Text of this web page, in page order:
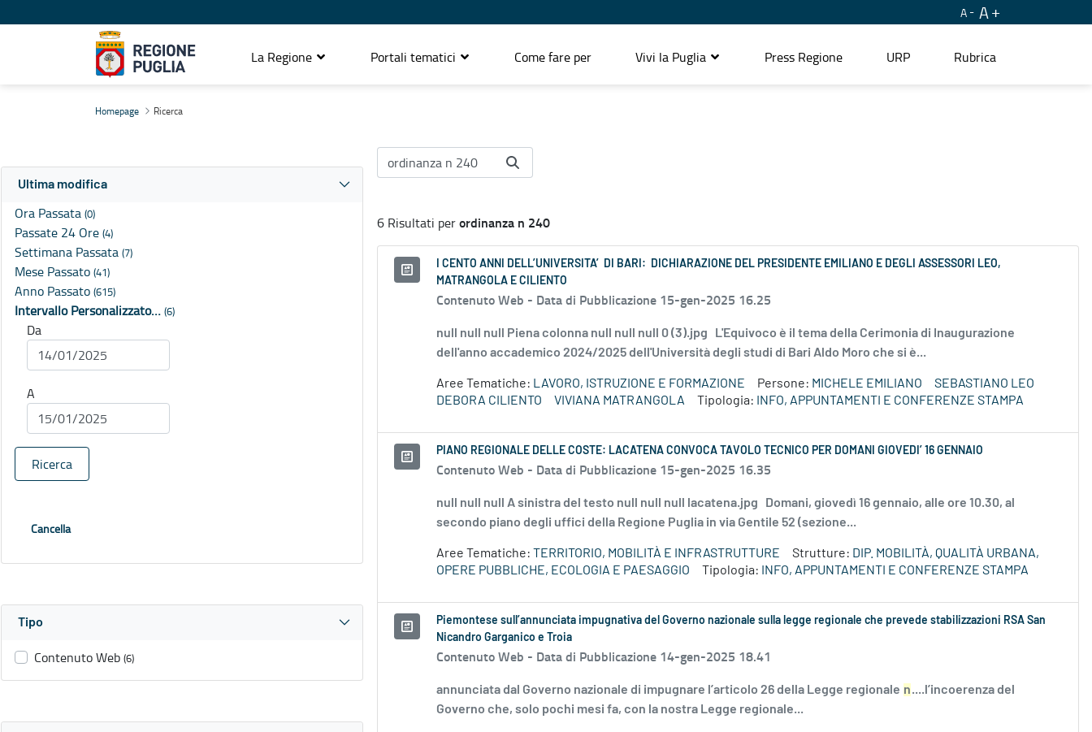
A A
La Regione Portali tematici Come fare per Vivi la Puglia Press Regione URP Rubrica
Homepage Ricerca
Ultima modifica
Ora Passata (0)
Passate 24 Ore (4)
Settimana Passata (7)
Mese Passato (41)
Anno Passato (615)
Intervallo Personalizzato… (6)
Da
A
Ricerca
Cancella
Tipo
Contenuto Web (6)
6 Risultati perordinanza n 240
I CENTO ANNI DELL’UNIVERSITA’ DI BARI: DICHIARAZIONE DEL PRESIDENTE EMILIANO E DEGLI ASSESSORI LEO,
MATRANGOLA E CILIENTO
Contenuto Web - Data di Pubblicazione 15-gen-2025 16.25
null null null Piena colonna null null null 0 (3).jpg L'Equivoco è il tema della Cerimonia di Inaugurazione
dell'anno accademico 2024/2025 dell'Università degli studi di Bari Aldo Moro che si è...
Aree Tematiche: LAVORO, ISTRUZIONE E FORMAZIONE Persone: MICHELE EMILIANO
SEBASTIANO LEO
DEBORA CILIENTO
VIVIANA MATRANGOLA Tipologia: INFO, APPUNTAMENTI E CONFERENZE STAMPA
PIANO REGIONALE DELLE COSTE: LACATENA CONVOCA TAVOLO TECNICO PER DOMANI GIOVEDI’ 16 GENNAIO
Contenuto Web - Data di Pubblicazione 15-gen-2025 16.35
null null null A sinistra del testo null null null lacatena.jpg Domani, giovedì 16 gennaio, alle ore 10.30, al
secondo piano degli uffici della Regione Puglia in via Gentile 52 (sezione...
Aree Tematiche: TERRITORIO, MOBILITÀ E INFRASTRUTTURE Strutture: DIP. MOBILITÀ, QUALITÀ URBANA,
OPERE PUBBLICHE, ECOLOGIA E PAESAGGIO
Tipologia: INFO, APPUNTAMENTI E CONFERENZE STAMPA
Piemontese sull’annunciata impugnativa del Governo nazionale sulla legge regionale che prevede stabilizzazioni RSA San
Nicandro Garganico e Troia
Contenuto Web - Data di Pubblicazione 14-gen-2025 18.41
annunciata dal Governo nazionale di impugnare l’articolo 26 della Legge regionale n....l’incoerenza del
Governo che, solo pochi mesi fa, con la nostra Legge regionale...